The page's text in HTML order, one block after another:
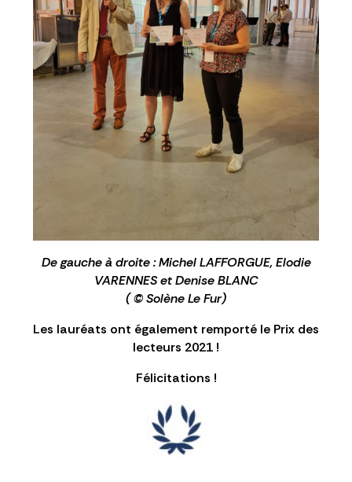
De gauche à droite : Michel LAFFORGUE, Elodie
VARENNES et Denise BLANC
( © Solène Le Fur)
Les lauréats ont également remporté le Prix des
lecteurs 2021 !
Félicitations !